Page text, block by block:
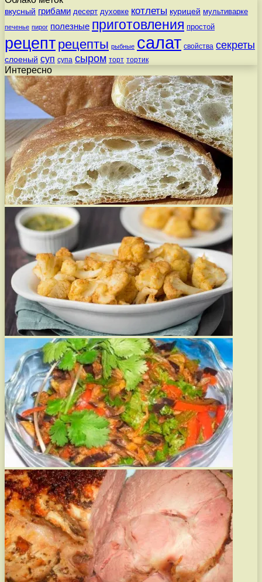
вкусный грибами десерт духовке котлеты курицей мультиварке
печенье пирог полезные приготовления простой
рецепт рецепты рыбные салат свойства секреты
слоеный суп супа сыром торт тортик
Интересно